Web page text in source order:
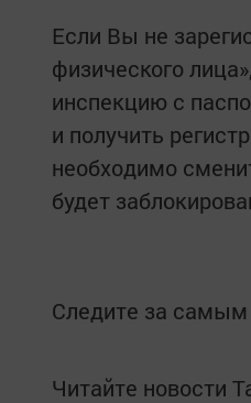
Если Вы не
физического
инспекцию с
и получить
необходимо
будет
Следите за
Читайте новости